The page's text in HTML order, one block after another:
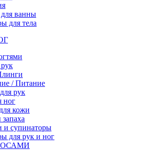
ванны
для тела
/ Питание
рук
ног
кожи
и супинаторы
для рук и ног